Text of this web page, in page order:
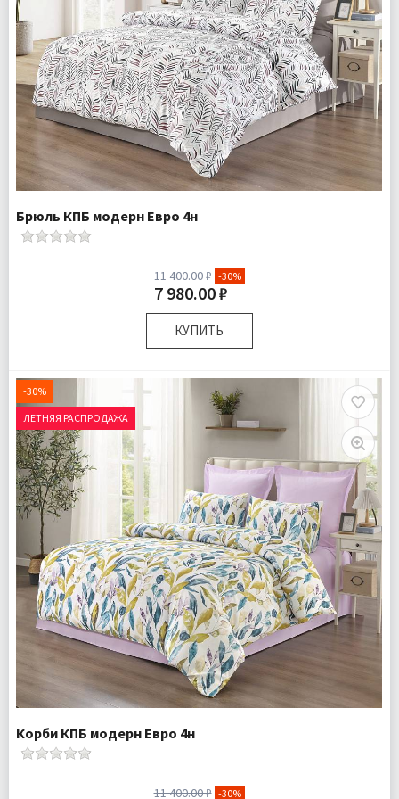
Брюль КПБ модерн Евро 4н
11 400.00 ₽ -30%
7 980.00 ₽
КУПИТЬ
Комплектация:
Пододеяльник 1 шт Простыня 1 шт
Наволочки 4 шт
Ткань:
Сатин
Доставка:
Бесплатно
-30%
ЛЕТНЯЯ РАСПРОДАЖА
Корби КПБ модерн Евро 4н
11 400.00 ₽ -30%